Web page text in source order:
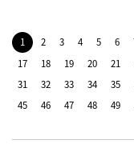
1 2 3 4 5 6
17
18 19 20 21
31
32 33 34 35
45
46 47 48 49